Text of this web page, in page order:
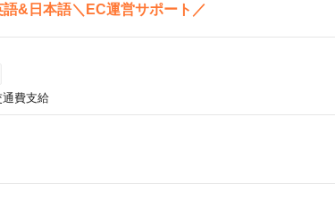
&日本語＼EC運営サポート／
費支給